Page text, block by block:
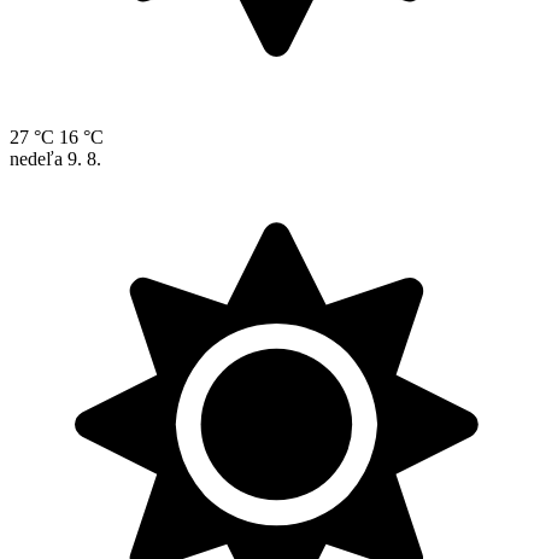
27 °C 16 °C
nedeľa 9. 8.